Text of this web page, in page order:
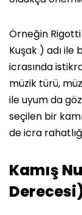
Örneğin Rigotti
Kuşak ) adı
icrasında
müzik türü,
ile uyum da
seçilen bir
de icra
Kamış